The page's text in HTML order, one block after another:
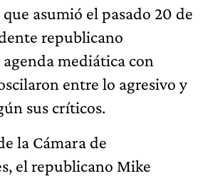
asumió el pasado 20 de
republicano
mediática con
entre lo agresivo y
sus críticos.
la Cámara de
el republicano Mike